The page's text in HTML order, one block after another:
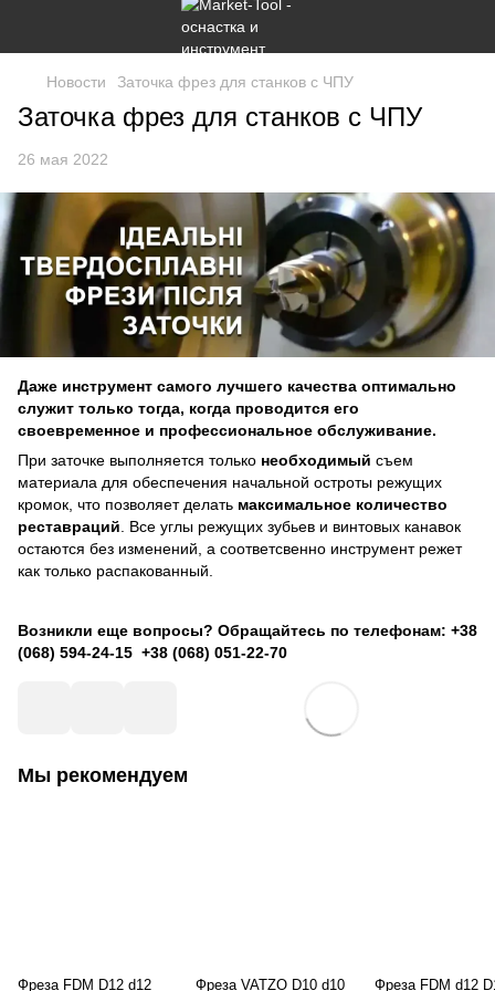
Новости Заточка фрез для станков с ЧПУ
Заточка фрез для станков с ЧПУ
26 мая 2022
Даже инструмент самого лучшего качества оптимально
служит только тогда, когда проводится его
своевременное и профессиональное обслуживание.
При заточке выполняется только необходимый съем
материала для обеспечения начальной остроты режущих
кромок, что позволяет делать максимальное количество
реставраций. Все углы режущих зубьев и винтовых канавок
остаются без изменений, а соответсвенно инструмент режет
как только распакованный.
Возникли еще вопросы? Обращайтесь по телефонам: +38
(068) 594-24-15 +38 (068) 051-22-70
Мы рекомендуем
Фреза FDM D12 d12
Фреза VATZO D10 d10
Фреза FDM d12